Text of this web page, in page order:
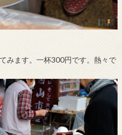
みます。一杯300円です。熱々で